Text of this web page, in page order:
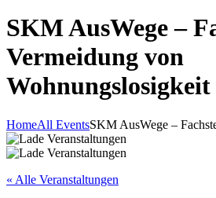
SKM AusWege –
Vermeidung von
Wohnungslosigkeit
HomeAll EventsSKM AusWege –
« Alle Veranstaltungen